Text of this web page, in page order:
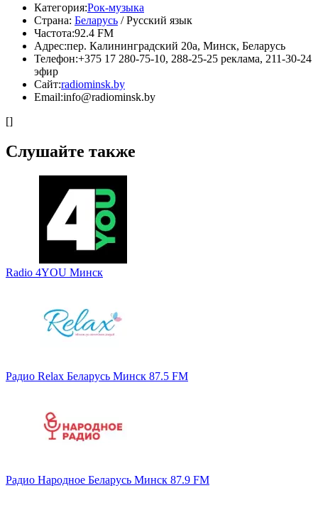
Категория:Рок-музыка
Страна: Беларусь / Русский язык
Частота:92.4 FM
Адрес:пер. Калининградский 20а, Минск, Беларусь
Телефон:+375 17 280-75-10, 288-25-25 реклама, 211-30-24
эфир
Сайт:radiominsk.by
Email:info@radiominsk.by
[]
Слушайте также
Radio 4YOU Минск
Радио Relax Беларусь Минск 87.5 FM
Радио Народное Беларусь Минск 87.9 FM